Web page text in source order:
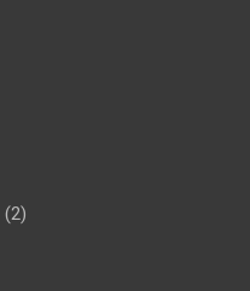
(2)